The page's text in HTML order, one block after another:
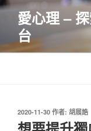
跳
要
愛心理 –
台
發
佈
2020-11-30 作者: 胡展誥